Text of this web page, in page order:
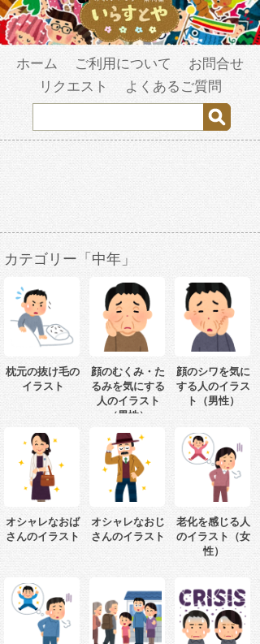
ホーム ご利用について
お問合せ
リクエスト
よくあるご質問
カテゴリー「中年」
枕元の抜け毛の
イラスト
顔のむくみ・た
るみを気にする
人のイラスト
（男性）
顔のシワを気に
する人のイラス
ト（男性）
オシャレなおば
さんのイラスト
オシャレなおじ
さんのイラスト
老化を感じる人
のイラスト（女
性）